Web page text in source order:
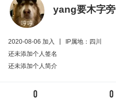
yang要木字旁
2020-08-06 加入
IP属地：四川
还未添加个人签名
还未添加个人简介
0 0